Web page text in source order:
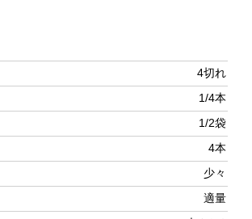
少々
適量
大さじ1